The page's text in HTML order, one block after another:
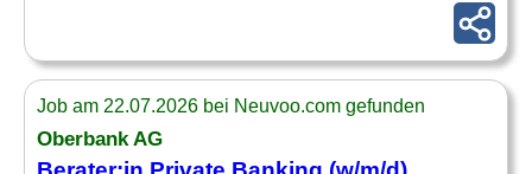
Job am 22.07.2026 bei Neuvoo.com gefunden
Oberbank AG